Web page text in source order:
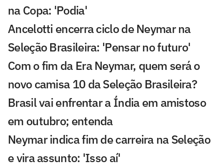
na Copa: 'Podia'
Ancelotti encerra ciclo de Neymar na
Seleção Brasileira: 'Pensar no futuro'
Com o fim da Era Neymar, quem será o
novo camisa 10 da Seleção Brasileira?
Brasil vai enfrentar a Índia em amistoso
em outubro; entenda
Neymar indica fim de carreira na Seleção
e vira assunto: 'Isso aí'